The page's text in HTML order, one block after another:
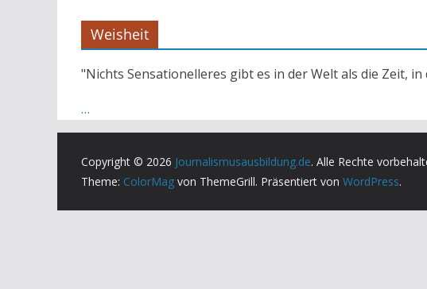
Weisheit
"Nichts Sensationelleres gibt es in der Welt als die Zeit,
…
Copyright © 2026 Journalismusausbildung.de. Alle Rechte
Theme: ColorMag von ThemeGrill. Präsentiert von WordPress.